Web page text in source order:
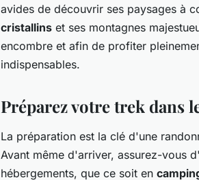
avides de découvrir ses paysages à
cristallins et ses montagnes
encombre et afin de profiter
indispensables.
Préparez votre trek dans
La préparation est la clé d'une
Avant même d'arriver, assurez-vous
hébergements, que ce soit en